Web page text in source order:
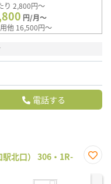
り 2,800円～
円/月～
他 16,500円～
電話する
北口） 306・1R-
に入